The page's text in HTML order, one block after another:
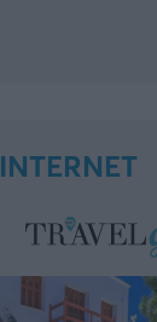
INTERNET